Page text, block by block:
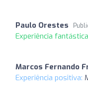
Paulo Orestes
Experiência
Marcos Fernando
Experiência positiva: